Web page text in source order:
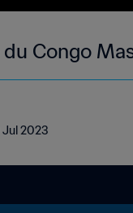
du Congo
Jul 2023